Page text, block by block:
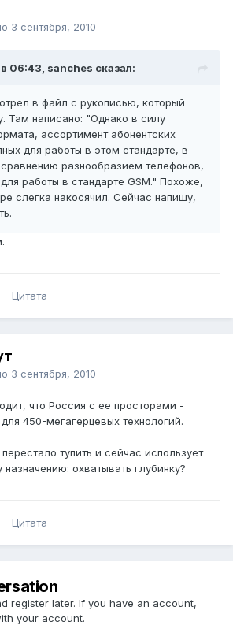
3 сентября, 2010
06:43, sanches сказал:
в файл с рукописью, который
Там написано: "Однако в силу
ассортимент абонентских
для работы в этом стандарте, в
разнообразием телефонов,
работы в стандарте GSM." Похоже,
слегка накосячил. Сейчас напишу,
Цитата
3 сентября, 2010
что Россия с ее просторами -
450-мегагерцевых технологий.
тупить и сейчас использует
охватывать глубинку?
Цитата
register later. If you have an account,
your account.